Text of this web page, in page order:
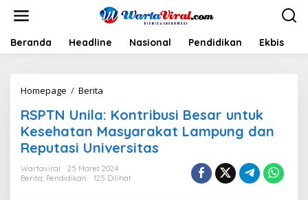
t
Beranda Headline Nasional Pendidikan Ekbis
Homepage / Berita
P
T
N
U
n
i
RSPTN Unila: Kontribusi Besar untuk
Kesehatan Masyarakat Lampung dan
Reputasi Universitas
Wartaviral
25 Maret 2024
Berita, Pendidikan 125 Dilihat